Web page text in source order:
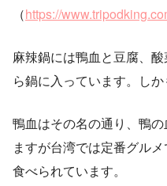
（https://
麻辣鍋には鴨血と豆腐、
ら鍋に入っています。しか
鴨血はその名の通り、鴨
ますが台湾では定番グル
食べられています。